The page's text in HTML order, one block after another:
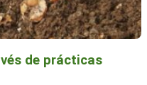
de prácticas